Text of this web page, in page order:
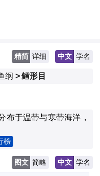
中文 学名
精简 详细
纲 >鳕形目
于温带与寒带海洋，
榜
中文 学名
图文 简略